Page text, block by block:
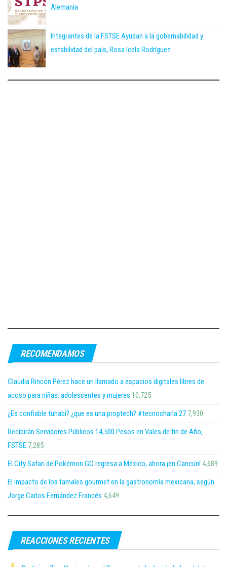
Alemania
Integrantes de la FSTSE Ayudan a la gobernabilidad y
estabilidad del país, Rosa Icela Rodríguez
RECOMENDAMOS
Claudia Rincón Pérez hace un llamado a espacios digitales libres de
acoso para niñas, adolescentes y mujeres 10,725
¿Es confiable tuhabi? ¿que es una proptech? #tecnocharla 27 7,930
Recibirán Servidores Públicos 14,500 Pesos en Vales de fin de Año,
FSTSE 7,285
El City Safari de Pokémon GO regresa a México, ahora ¡en Cancún! 4,689
El impacto de los tamales gourmet en la gastronomía mexicana, según
Jorge Carlos Fernández Francés 4,649
REACCIONES RECIENTES